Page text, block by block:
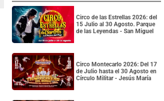
Circo de las Estrellas 2026: del
15 Julio al 30 Agosto. Parque
de las Leyendas - San Miguel
Circo Montecarlo 2026: Del 17
de Julio hasta el 30 Agosto en
Círculo Militar - Jesús María